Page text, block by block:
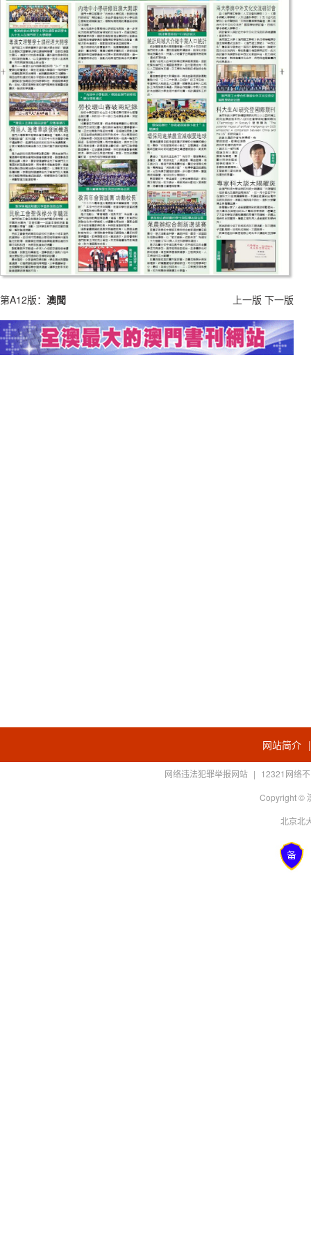
第A12版： 澳聞 上一版 下一版
网站简介
网络违法犯罪举报网站 | 12321网络
Copyright ©
北京北